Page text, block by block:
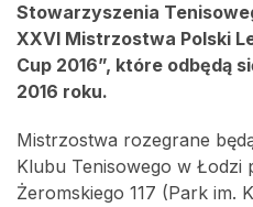
Stowarzyszenia
XXVI Mistrzostwa Polski
Cup 2016”, które odbędą
2016 roku.
Mistrzostwa rozegrane
Klubu Tenisowego w Łodzi
Żeromskiego 117 (Park im.